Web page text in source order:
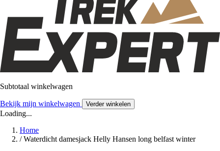
Subtotaal winkelwagen
Bekijk mijn winkelwagen Verder winkelen
Loading...
Home
/ Waterdicht damesjack Helly Hansen long belfast winter